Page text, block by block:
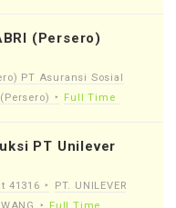
(Persero)
PT Asuransi Sosial
Full Time
PT Unilever
41316
PT. UNILEVER
Full Time